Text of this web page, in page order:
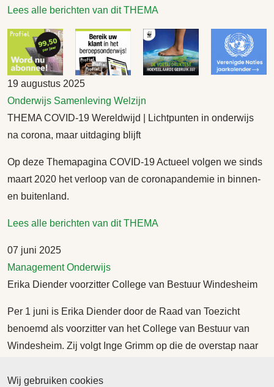
Lees alle berichten van dit THEMA
19 augustus 2025
Onderwijs Samenleving Welzijn
THEMA COVID-19 Wereldwijd | Lichtpunten in onderwijs
na corona, maar uitdaging blijft
Op deze Themapagina COVID-19 Actueel volgen we sinds
maart 2020 het verloop van de coronapandemie in binnen-
en buitenland.
Lees alle berichten van dit THEMA
07 juni 2025
Management Onderwijs
Erika Diender voorzitter College van Bestuur Windesheim
Per 1 juni is Erika Diender door de Raad van Toezicht
benoemd als voorzitter van het College van Bestuur van
Windesheim. Zij volgt Inge Grimm op die de overstap naar
Wij gebruiken cookies